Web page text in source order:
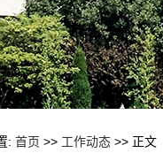
: 首页 >> 工作动态 >> 正文